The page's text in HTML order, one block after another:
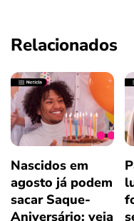
Relacionados
Nascidos em
agosto já podem
sacar Saque-
Aniversário; veja